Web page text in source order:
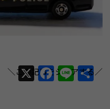
X F Li 共